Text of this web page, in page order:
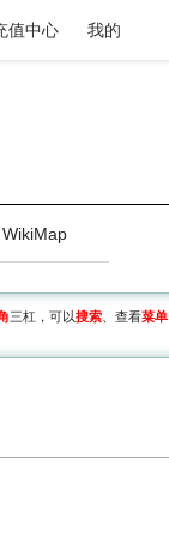
值中心 我的
WikiMap
三杠，可以搜索 、查看菜单